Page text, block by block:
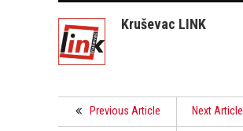
Kruševac LINK
Previous Article Next Article